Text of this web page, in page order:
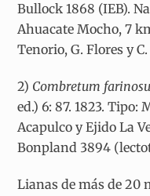
Bullock 1868 (IEB).
Ahuacate Mocho, 7
Tenorio, G. Flores y
2) Combretum
ed.) 6: 87. 1823. Tipo:
Acapulco y Ejido La
Bonpland 3894
Lianas de más de 20